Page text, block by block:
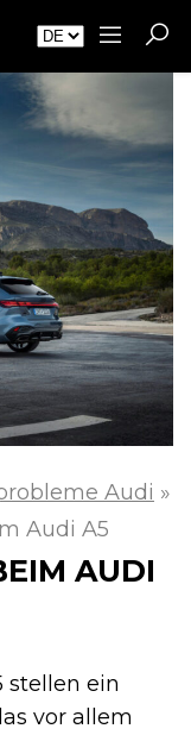
Audi »
Audi A5
AUDI
stellen ein
vor allem